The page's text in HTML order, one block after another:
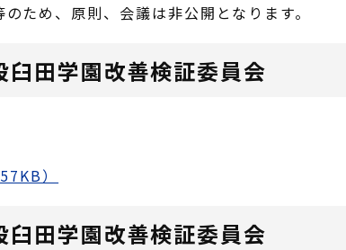
ため、原則、会議は非公開となります。
田学園改善検証委員会
）
田学園改善検証委員会